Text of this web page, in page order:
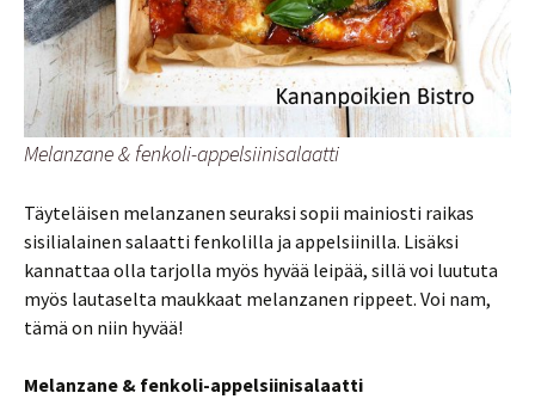
Melanzane & fenkoli-appelsiinisalaatti
Täyteläisen melanzanen seuraksi sopii mainiosti raikas
sisilialainen salaatti fenkolilla ja appelsiinilla. Lisäksi
kannattaa olla tarjolla myös hyvää leipää, sillä voi luututa
myös lautaselta maukkaat melanzanen rippeet. Voi nam,
tämä on niin hyvää!
Melanzane & fenkoli-appelsiinisalaatti